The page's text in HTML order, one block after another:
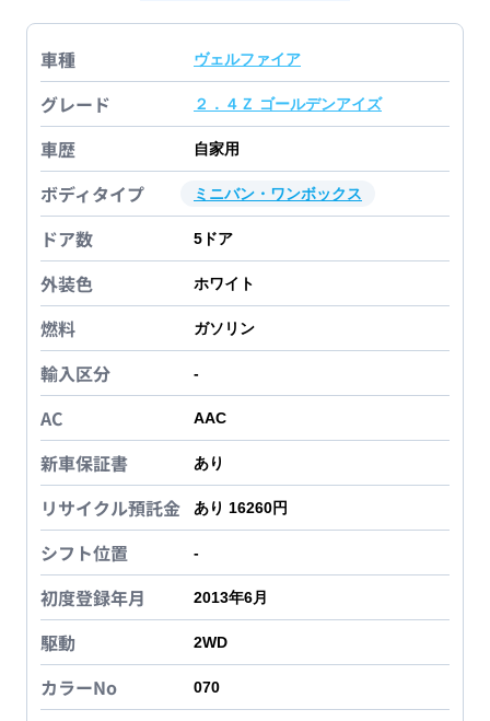
車種 ヴェルファイア
グレード ２．４Ｚ ゴールデンアイズ
車歴 自家用
ボディタイプ ミニバン・ワンボックス
ドア数 5 ドア
外装色 ホワイト
燃料 ガソリン
輸入区分 -
AC AAC
新車保証書 あり
リサイクル預託金 あり 16260円
シフト位置 -
初度登録年月 2013年6月
駆動 2WD
カラーNo 070